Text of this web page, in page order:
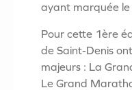
ayant marquée
Pour cette 1ère
de Saint-Denis
majeurs : La
Le Grand